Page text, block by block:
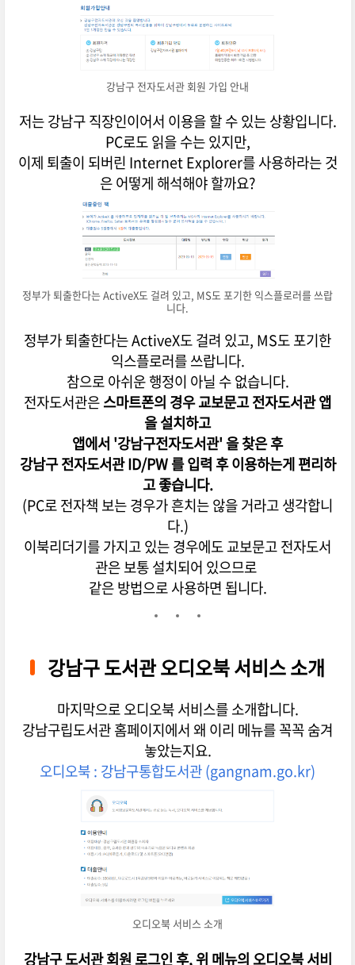
강남구 전자도서관 회원 가입 안내
저는 강남구 직장인이어서 이용을 할 수 있는 상황입니다.
PC로도 읽을 수는 있지만,
이제 퇴출이 되버린 Internet Explorer를 사용하라는 것
은 어떻게 해석해야 할까요?
정부가 퇴출한다는 ActiveX도 걸려 있고, MS도 포기한 익스플로러를 쓰랍
니다.
정부가 퇴출한다는 ActiveX도 걸려 있고, MS도 포기한
익스플로러를 쓰랍니다.
참으로 아쉬운 행정이 아닐 수 없습니다.
전자도서관은스마트폰의 경우 교보문고 전자도서관 앱
을 설치하고
앱에서 '강남구전자도서관' 을 찾은 후
강남구 전자도서관 ID/PW 를 입력 후 이용하는게 편리하
고 좋습니다.
(PC로 전자책 보는 경우가 흔치는 않을 거라고 생각합니
다.)
이북리더기를 가지고 있는 경우에도 교보문고 전자도서
관은 보통 설치되어 있으므로
같은 방법으로 사용하면 됩니다.
강남구 도서관 오디오북 서비스 소개
마지막으로 오디오북 서비스를 소개합니다.
강남구립도서관 홈페이지에서 왜 이리 메뉴를 꼭꼭 숨겨
놓았는지요.
오디오북 : 강남구통합도서관 (gangnam.go.kr)
오디오북 서비스 소개
강남구 도서관 회원 로그인 후, 위 메뉴의 오디오북 서비